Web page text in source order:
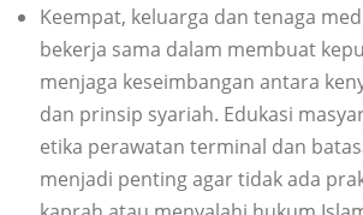
Keempat, keluarga dan tenaga
bekerja sama dalam membuat
menjaga keseimbangan antara
dan prinsip syariah. Edukasi
etika perawatan terminal dan
menjadi penting agar tidak ada